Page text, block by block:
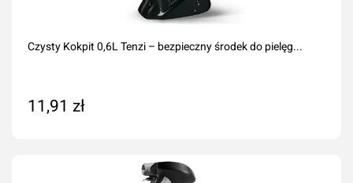
Czysty Kokpit 0,6L Tenzi – bezpieczny środek do pielęg...
11,91 zł